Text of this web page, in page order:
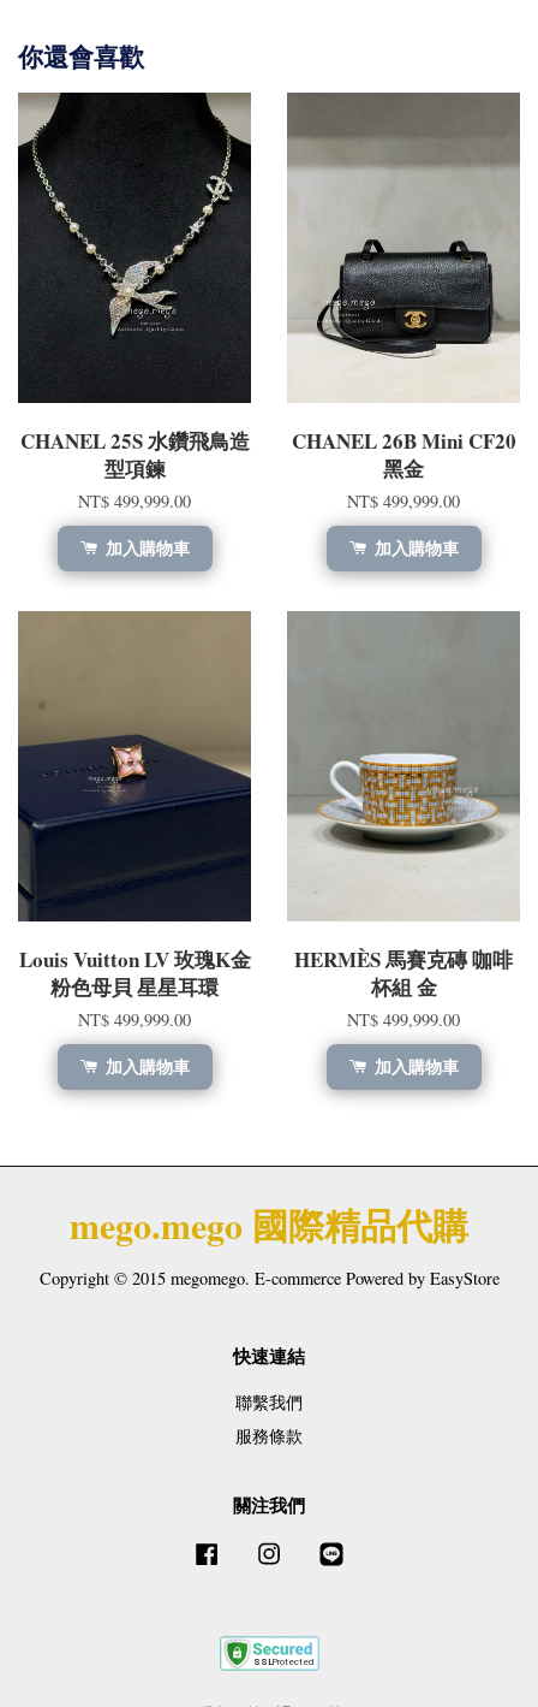
你還會喜歡
CHANEL 25S 水鑽飛鳥造
型項鍊
NT$ 499,999.00
加入購物車
CHANEL 26B Mini CF20
黑金
NT$ 499,999.00
加入購物車
Louis Vuitton LV 玫瑰K金
粉色母貝 星星耳環
NT$ 499,999.00
加入購物車
HERMÈS 馬賽克磚 咖啡
杯組 金
NT$ 499,999.00
加入購物車
mego.mego 國際精品代購
Copyright © 2015 megomego. E-commerce Powered by EasyStore
快速連結
聯繫我們
服務條款
關注我們
Facebook Instagram